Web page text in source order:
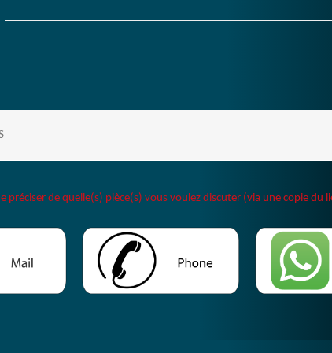
de quelle(s) pièce(s) vous voulez discuter (via une copie du